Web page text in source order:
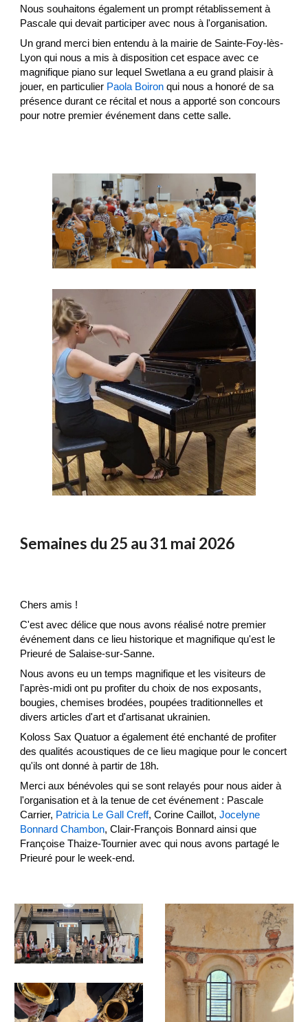
Nous souhaitons également un prompt rétablissement à
Pascale qui devait participer avec nous à l'organisation.
Un grand merci bien entendu à la mairie de Sainte-Foy-lès-
Lyon qui nous a mis à disposition cet espace avec ce
magnifique piano sur lequel Swetlana a eu grand plaisir à
jouer, en particulier Paola Boiron qui nous a honoré de sa
présence durant ce récital et nous a apporté son concours
pour notre premier événement dans cette salle.
Semaines du 25 au 31 mai 2026
Chers amis !
C'est avec délice que nous avons réalisé notre premier
événement dans ce lieu historique et magnifique qu'est le
Prieuré de Salaise-sur-Sanne.
Nous avons eu un temps magnifique et les visiteurs de
l'après-midi ont pu profiter du choix de nos exposants,
bougies, chemises brodées, poupées traditionnelles et
divers articles d'art et d'artisanat ukrainien.
Koloss Sax Quatuor a également été enchanté de profiter
des qualités acoustiques de ce lieu magique pour le concert
qu'ils ont donné à partir de 18h.
Merci aux bénévoles qui se sont relayés pour nous aider à
l'organisation et à la tenue de cet événement : Pascale
Carrier, Patricia Le Gall Creff, Corine Caillot, Jocelyne
Bonnard Chambon, Clair-François Bonnard ainsi que
Françoise Thaize-Tournier avec qui nous avons partagé le
Prieuré pour le week-end.